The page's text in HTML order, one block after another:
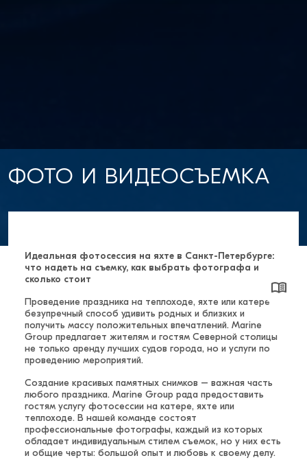
ФОТО И ВИДЕОСЪЕМКА
Идеальная фотосессия на яхте в Санкт-Петербурге:
что надеть на съемку, как выбрать фотографа и
сколько стоит
Проведение праздника на теплоходе, яхте или катере –
безупречный способ удивить родных и близких и
получить массу положительных впечатлений. Marine
Group предлагает жителям и гостям Северной столицы
не только аренду лучших судов города, но и услуги по
проведению мероприятий.
Создание красивых памятных снимков – важная часть
любого праздника. Marine Group рада предоставить
гостям услугу фотосессии на катере, яхте или
теплоходе. В нашей команде состоят
профессиональные фотографы, каждый из которых
обладает индивидуальным стилем съемок, но у них есть
и общие черты: большой опыт и любовь к своему делу.